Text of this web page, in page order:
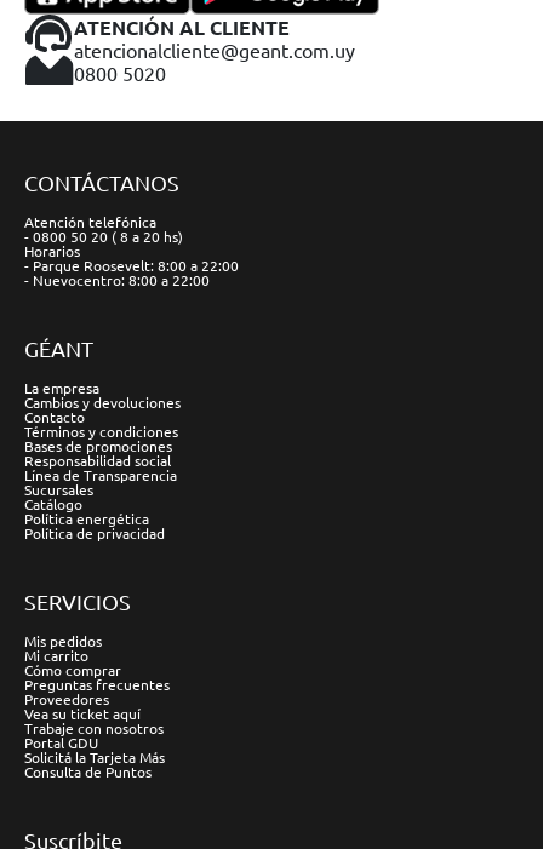
ATENCIÓN AL CLIENTE
atencionalcliente@geant.com.uy
0800 5020
CONTÁCTANOS
Atención telefónica
- 0800 50 20 ( 8 a 20 hs)
Horarios
- Parque Roosevelt: 8:00 a 22:00
- Nuevocentro: 8:00 a 22:00
GÉANT
La empresa
Cambios y devoluciones
Contacto
Términos y condiciones
Bases de promociones
Responsabilidad social
Línea de Transparencia
Sucursales
Catálogo
Política energética
Política de privacidad
SERVICIOS
Mis pedidos
Mi carrito
Cómo comprar
Preguntas frecuentes
Proveedores
Vea su ticket aquí
Trabaje con nosotros
Portal GDU
Solicitá la Tarjeta Más
Consulta de Puntos
Suscríbite